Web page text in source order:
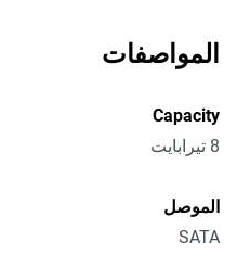
المواصفات
Capacity
8 تيرابايت
الموصل
SATA